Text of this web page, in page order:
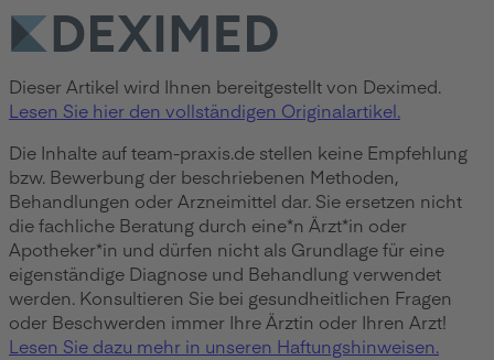
Dieser Artikel wird Ihnen bereitgestellt von Deximed.
Lesen Sie hier den vollständigen Originalartikel.
Die Inhalte auf team-praxis.de stellen keine Empfehlung
bzw. Bewerbung der beschriebenen Methoden,
Behandlungen oder Arzneimittel dar. Sie ersetzen nicht
die fachliche Beratung durch eine*n Ärzt*in oder
Apotheker*in und dürfen nicht als Grundlage für eine
eigenständige Diagnose und Behandlung verwendet
werden. Konsultieren Sie bei gesundheitlichen Fragen
oder Beschwerden immer Ihre Ärztin oder Ihren Arzt!
Lesen Sie dazu mehr in unseren Haftungshinweisen.